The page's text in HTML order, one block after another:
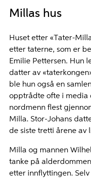
Millas hus
Huset etter «Tater-
etter taterne, som er
Emilie Pettersen. Hun
datter av
ble hun også en
opptrådte ofte i media
nordmenn flest
Milla. Stor-Johans
de siste tretti årene av
Milla og mannen
tanke på
etter innflyttingen.